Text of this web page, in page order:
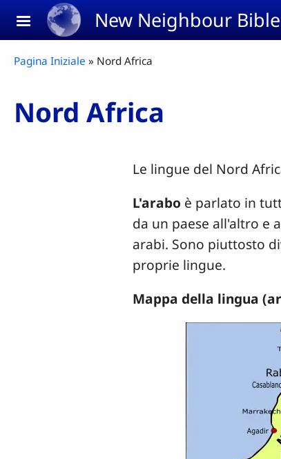
Skip to main contentNew Neighbour Bible
Breadcrumb
Pagina Iniziale Nord Africa
Nord Africa
Le lingue del Nord
L'arabo è parlato in
da un paese all'altro e
arabi. Sono piuttosto
proprie lingue.
Mappa della lingua